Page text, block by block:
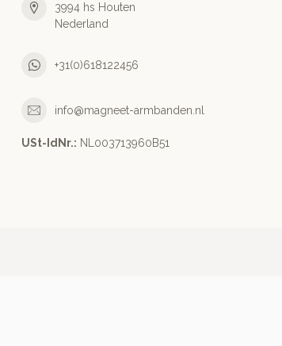
3994 hs Houten
Nederland
+31(0)618122456
info@magneet-armbanden.nl
USt-IdNr.: NL003713960B51